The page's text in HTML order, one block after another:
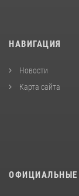
НАВИГАЦИЯ
Новости
Карта сайта
ОФИЦИАЛЬНЫЕ